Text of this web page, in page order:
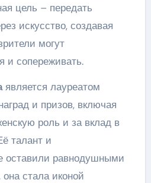
цель – передать
искусство, создавая
могут
и сопереживать.
является лауреатом
и призов, включая
роль и за вклад в
талант и
оставили равнодушными
она стала иконой